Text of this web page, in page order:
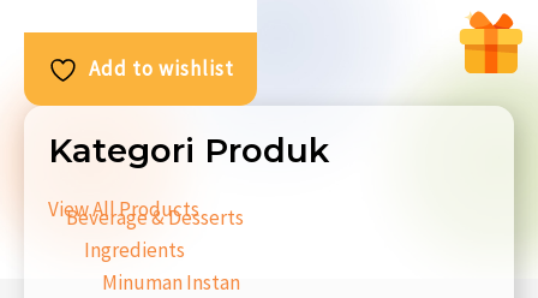
Kategori Produk
View All Products
Beverage & Desserts
Ingredients
Minuman Instan
Add to wishlist